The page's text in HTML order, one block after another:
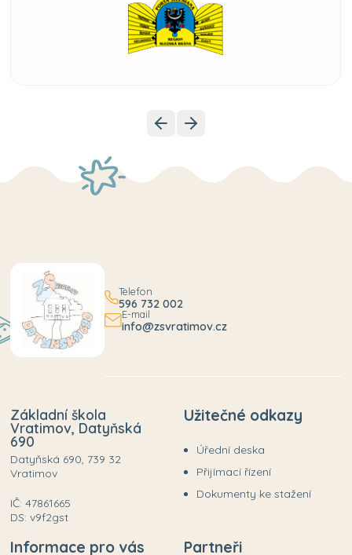
Telefon
596 732 002
E-mail
info@zsvratimov.cz
Základní škola
Vratimov, Datyňská
690
Datyňská 690, 739 32
Vratimov
IČ: 47861665
DS: v9f2gst
Užitečné odkazy
Úřední deska
Přijímací řízení
Dokumenty ke stažení
Informace pro vás Partneři